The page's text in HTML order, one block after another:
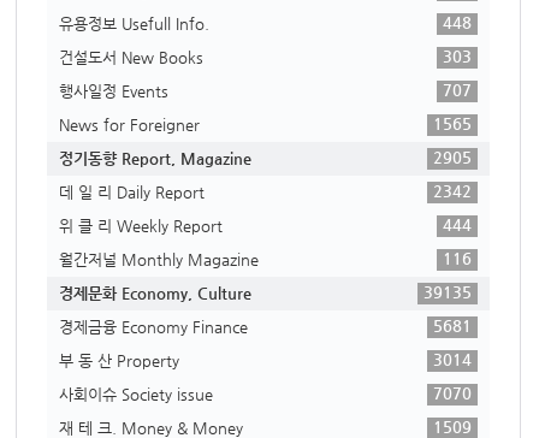
유용정보 Usefull Info.
448
건설도서 New Books
303
행사일정 Events
707
News for Foreigner
1565
정기동향 Report, Magazine
2905
데 일 리 Daily Report
2342
위 클 리 Weekly Report
444
월간저널 Monthly Magazine
116
경제문화 Economy, Culture
39135
경제금융 Economy Finance
5681
부 동 산 Property
3014
사회이슈 Society issue
7070
재 테 크. Money & Money
1509